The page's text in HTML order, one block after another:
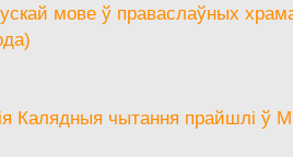
мове ў праваслаўных
Калядныя чытання прайшлі ў